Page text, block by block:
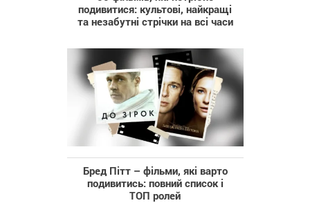
подивитися: культові, найкращі
та незабутні стрічки на всі часи
Бред Пітт – фільми, які варто
подивитись: повний список і
ТОП ролей